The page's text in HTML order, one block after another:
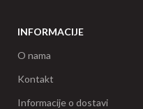
INFORMACIJE
O nama
Kontakt
Informacije o dostavi